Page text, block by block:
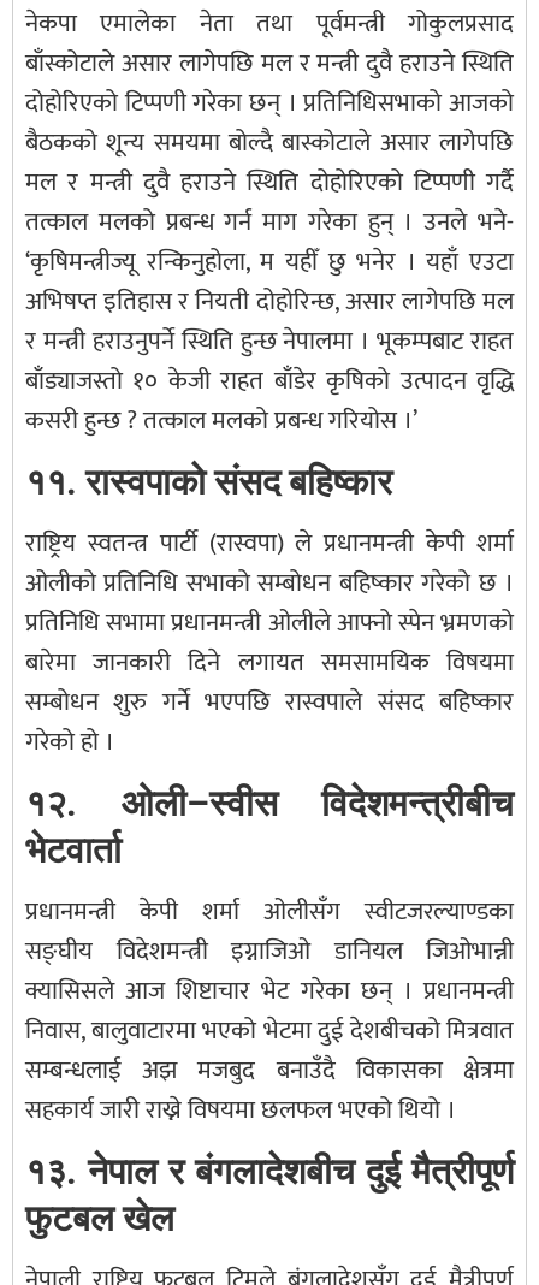
नेकपा एमालेका नेता तथा पूर्वमन्त्री गोकुलप्रसाद
बाँस्कोटाले असार लागेपछि मल र मन्त्री दुवै हराउने स्थिति
दोहोरिएको टिप्पणी गरेका छन् । प्रतिनिधिसभाको आजको
बैठकको शून्य समयमा बोल्दै बास्कोटाले असार लागेपछि
मल र मन्त्री दुवै हराउने स्थिति दोहोरिएको टिप्पणी गर्दै
तत्काल मलको प्रबन्ध गर्न माग गरेका हुन् । उनले भने-
‘कृषिमन्त्रीज्यू रन्किनुहोला, म यहीँ छु भनेर । यहाँ एउटा
अभिषप्त इतिहास र नियती दोहोरिन्छ, असार लागेपछि मल
र मन्त्री हराउनुपर्ने स्थिति हुन्छ नेपालमा । भूकम्पबाट राहत
बाँड्याजस्तो १० केजी राहत बाँडेर कृषिको उत्पादन वृद्धि
कसरी हुन्छ ? तत्काल मलको प्रबन्ध गरियोस ।’
११. रास्वपाको संसद बहिष्कार
राष्ट्रिय स्वतन्त्र पार्टी (रास्वपा) ले प्रधानमन्त्री केपी शर्मा
ओलीको प्रतिनिधि सभाको सम्बोधन बहिष्कार गरेको छ ।
प्रतिनिधि सभामा प्रधानमन्त्री ओलीले आफ्नो स्पेन भ्रमणको
बारेमा जानकारी दिने लगायत समसामयिक विषयमा
सम्बोधन शुरु गर्ने भएपछि रास्वपाले संसद बहिष्कार
गरेको हो ।
१२. ओली–स्वीस विदेशमन्त्रीबीच
भेटवार्ता
प्रधानमन्त्री केपी शर्मा ओलीसँग स्वीटजरल्याण्डका
सङ्घीय विदेशमन्त्री इग्नाजिओ डानियल जिओभान्नी
क्यासिसले आज शिष्टाचार भेट गरेका छन् । प्रधानमन्त्री
निवास, बालुवाटारमा भएको भेटमा दुई देशबीचको मित्रवात
सम्बन्धलाई अझ मजबुद बनाउँदै विकासका क्षेत्रमा
सहकार्य जारी राख्ने विषयमा छलफल भएको थियो ।
१३. नेपाल र बंगलादेशबीच दुई मैत्रीपूर्ण
फुटबल खेल